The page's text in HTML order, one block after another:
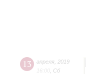
13 апреля 2019
16:00 Сб